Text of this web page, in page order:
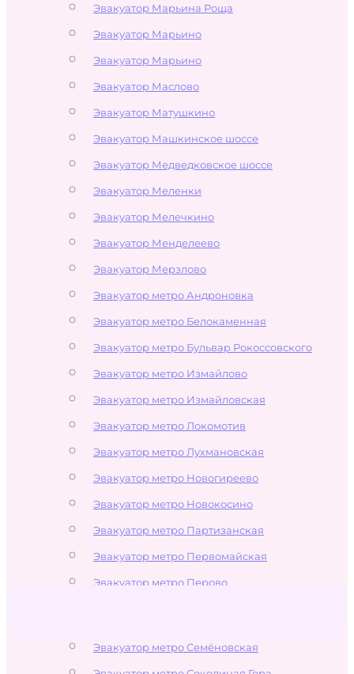
Эвакуатор Марьина Роща
Эвакуатор Марьино
Эвакуатор Марьино
Эвакуатор Маслово
Эвакуатор Матушкино
Эвакуатор Машкинское шоссе
Эвакуатор Медведковское шоссе
Эвакуатор Меленки
Эвакуатор Мелечкино
Эвакуатор Менделеево
Эвакуатор Мерзлово
Эвакуатор метро Андроновка
Эвакуатор метро Белокаменная
Эвакуатор метро Бульвар Рокоссовского
Эвакуатор метро Измайлово
Эвакуатор метро Измайловская
Эвакуатор метро Локомотив
Эвакуатор метро Лухмановская
Эвакуатор метро Новогиреево
Эвакуатор метро Новокосино
Эвакуатор метро Партизанская
Эвакуатор метро Первомайская
Эвакуатор метро Перово
Эвакуатор метро Семёновская